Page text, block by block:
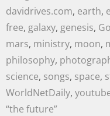
davidrives.com, earth,
free, galaxy, genesis,
mars, ministry, moon,
philosophy,
science, songs, space,
WorldNetDaily,
“the future”